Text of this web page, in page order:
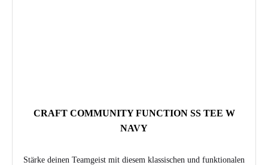
CRAFT COMMUNITY FUNCTION SS TEE W
NAVY
Stärke deinen Teamgeist mit diesem klassischen und funktionalen